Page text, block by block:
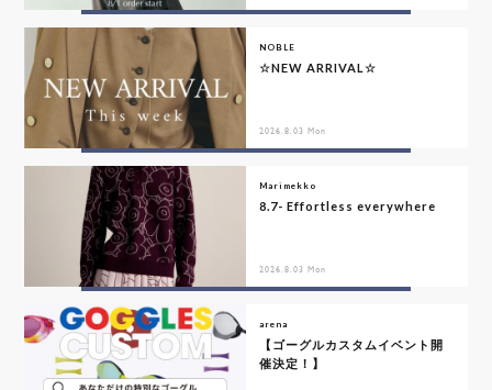
NOBLE
☆NEW ARRIVAL☆
2026.8.03 Mon
Marimekko
8.7- Effortless everywhere
2026.8.03 Mon
arena
【ゴーグルカスタムイベント開
催決定！】